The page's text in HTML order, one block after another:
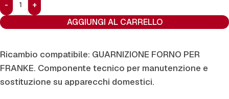
AGGIUNGI AL CARRELLO
Ricambio compatibile: GUARNIZIONE FORNO PER
FRANKE. Componente tecnico per manutenzione e
sostituzione su apparecchi domestici.